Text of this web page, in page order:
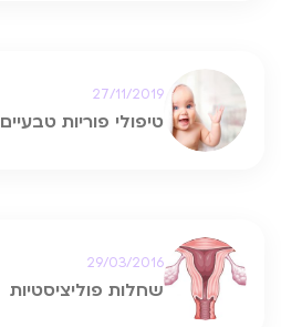
טיפולי פוריות טבעיים
27/11/2019
שחלות פוליציסטיות
29/03/2016